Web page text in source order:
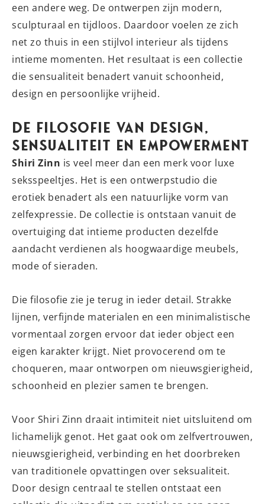
een andere weg. De ontwerpen zijn modern,
sculpturaal en tijdloos. Daardoor voelen ze zich
net zo thuis in een stijlvol interieur als tijdens
intieme momenten. Het resultaat is een collectie
die sensualiteit benadert vanuit schoonheid,
design en persoonlijke vrijheid.
De Filosofie van Design,
Sensualiteit en Empowerment
Shiri Zinn is veel meer dan een merk voor luxe
seksspeeltjes. Het is een ontwerpstudio die
erotiek benadert als een natuurlijke vorm van
zelfexpressie. De collectie is ontstaan vanuit de
overtuiging dat intieme producten dezelfde
aandacht verdienen als hoogwaardige meubels,
mode of sieraden.
Die filosofie zie je terug in ieder detail. Strakke
lijnen, verfijnde materialen en een minimalistische
vormentaal zorgen ervoor dat ieder object een
eigen karakter krijgt. Niet provocerend om te
choqueren, maar ontworpen om nieuwsgierigheid,
schoonheid en plezier samen te brengen.
Voor Shiri Zinn draait intimiteit niet uitsluitend om
lichamelijk genot. Het gaat ook om zelfvertrouwen,
nieuwsgierigheid, verbinding en het doorbreken
van traditionele opvattingen over seksualiteit.
Door design centraal te stellen ontstaat een